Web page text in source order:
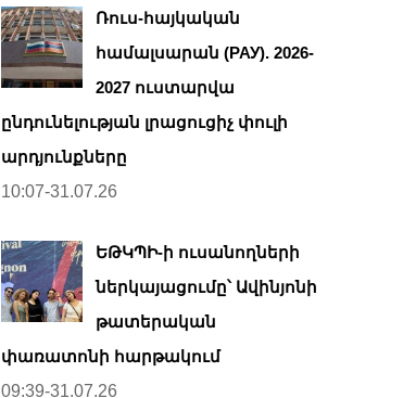
Ռուս-հայկական
համալսարան (РАУ). 2026-
2027 ուստարվա
ընդունելության լրացուցիչ փուլի
արդյունքները
10:07-31.07.26
ԵԹԿՊԻ-ի ուսանողների
ներկայացումը՝ Ավինյոնի
թատերական
փառատոնի հարթակում
09:39-31.07.26